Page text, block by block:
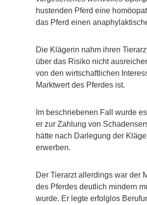
hustenden Pferd eine
das Pferd einen
Die Klägerin nahm ihren
über das Risiko nicht
von den wirtschaftlichen
Marktwert des Pferdes ist.
Im beschriebenen Fall wurde
er zur Zahlung von
hätte nach Darlegung der
erwerben.
Der Tierarzt allerdings war der
des Pferdes deutlich mindern
wurde. Er legte erfolglos